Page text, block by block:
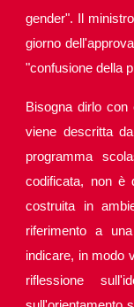
gender". Il
giorno
"confusione della
Bisogna dirlo
viene descritta
programma
codificata, non è
costruita in
riferimento a
indicare, in modo
riflessione